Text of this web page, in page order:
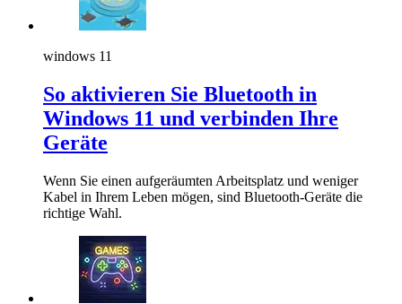
windows 11
So aktivieren Sie Bluetooth in
Windows 11 und verbinden Ihre
Geräte
Wenn Sie einen aufgeräumten Arbeitsplatz und weniger
Kabel in Ihrem Leben mögen, sind Bluetooth-Geräte die
richtige Wahl.